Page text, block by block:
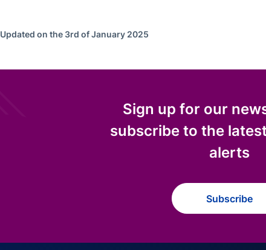
Updated on the 3rd of January 2025
Sign up for our
subscribe to the
alerts
Subscribe